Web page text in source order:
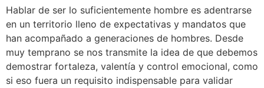
Hablar de ser lo suficientemente hombre es adentrarse
en un territorio lleno de expectativas y mandatos que
han acompañado a generaciones de hombres. Desde
muy temprano se nos transmite la idea de que debemos
demostrar fortaleza, valentía y control emocional, como
si eso fuera un requisito indispensable para validar